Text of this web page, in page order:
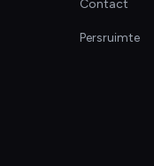
Contact
Persruimte